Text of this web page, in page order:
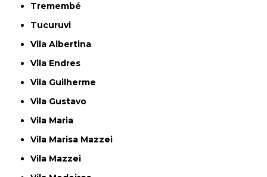
Tremembé
Tucuruvi
Vila Albertina
Vila Endres
Vila Guilherme
Vila Gustavo
Vila Maria
Vila Marisa Mazzei
Vila Mazzei